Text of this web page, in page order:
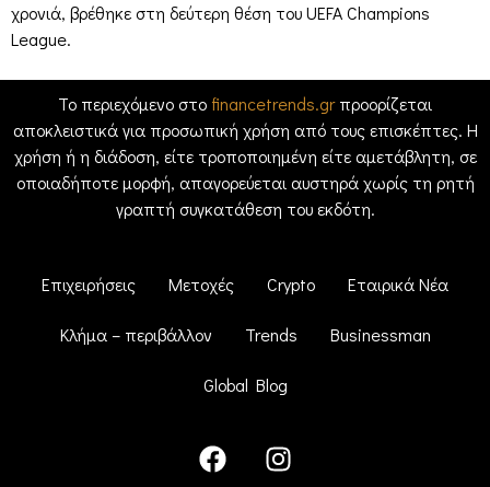
χρονιά, βρέθηκε στη δεύτερη θέση του UEFA Champions
League.
Το περιεχόμενο στο financetrends.grπροορίζεται
αποκλειστικά για προσωπική χρήση από τους επισκέπτες. Η
χρήση ή η διάδοση, είτε τροποποιημένη είτε αμετάβλητη, σε
οποιαδήποτε μορφή, απαγορεύεται αυστηρά χωρίς τη ρητή
γραπτή συγκατάθεση του εκδότη.
Επιχειρήσεις Μετοχές Crypto Εταιρικά Νέα
Κλήμα – περιβάλλον Trends Businessman
Global Blog